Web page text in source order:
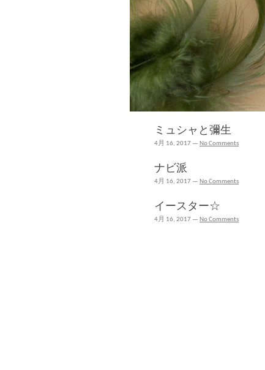
ミュシャと彌生
4月 16, 2017 — No Comments
ナビ派
4月 16, 2017 — No Comments
イースター☆
4月 16, 2017 — No Comments